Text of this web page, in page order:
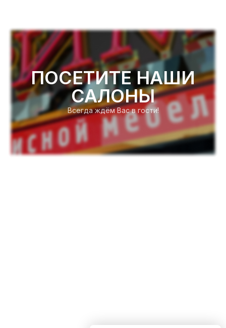
ПОСЕТИТЕ НАШИ
САЛОНЫ
Всегда ждём Вас в гости!